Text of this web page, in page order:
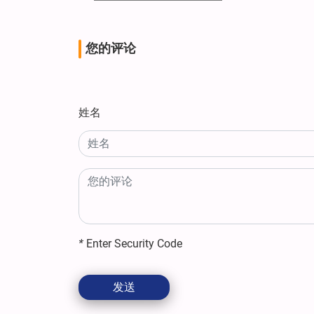
您的评论
姓名
* Enter Security Code
发送